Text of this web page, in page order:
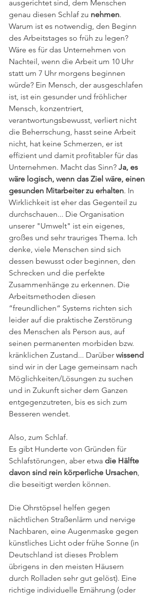
ausgerichtet sind, dem Menschen
genau diesen Schlaf zu nehmen.
Warum ist es notwendig, den Beginn
des Arbeitstages so früh zu legen?
Wäre es für das Unternehmen von
Nachteil, wenn die Arbeit um 10 Uhr
statt um 7 Uhr morgens beginnen
würde? Ein Mensch, der ausgeschlafen
ist, ist ein gesunder und fröhlicher
Mensch, konzentriert,
verantwortungsbewusst, verliert nicht
die Beherrschung, hasst seine Arbeit
nicht, hat keine Schmerzen, er ist
effizient und damit profitabler für das
Unternehmen. Macht das Sinn? Ja, es
wäre logisch, wenn das Ziel wäre, einen
gesunden Mitarbeiter zu erhalten. In
Wirklichkeit ist eher das Gegenteil zu
durchschauen... Die Organisation
unserer "Umwelt" ist ein eigenes,
großes und sehr trauriges Thema. Ich
denke, viele Menschen sind sich
dessen bewusst oder beginnen, den
Schrecken und die perfekte
Zusammenhänge zu erkennen. Die
Arbeitsmethoden diesen
“freundlichen“ Systems richten sich
leider auf die praktische Zerstörung
des Menschen als Person aus, auf
seinen permanenten morbiden bzw.
kränklichen Zustand... Darüber wissend
sind wir in der Lage gemeinsam nach
Möglichkeiten/Lösungen zu suchen
und in Zukunft sicher dem Ganzen
entgegenzutreten, bis es sich zum
Besseren wendet.
Also, zum Schlaf.
Es gibt Hunderte von Gründen für
Schlafstörungen, aber etwa die Hälfte
davon sind rein körperliche Ursachen,
die beseitigt werden können.
Die Ohrstöpsel helfen gegen
nächtlichen Straßenlärm und nervige
Nachbaren, eine Augenmaske gegen
künstliches Licht oder frühe Sonne (in
Deutschland ist dieses Problem
übrigens in den meisten Häusern
durch Rolladen sehr gut gelöst). Eine
richtige individuelle Ernährung (oder